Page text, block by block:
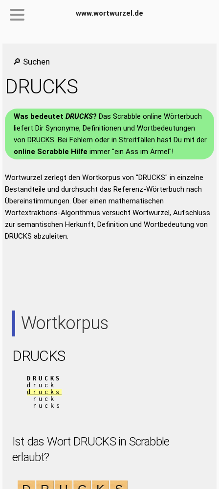
www.wortwurzel.de
🔎 Suchen
DRUCKS
Was bedeutet DRUCKS? Das Scrabble online Wörterbuch
liefert Dir Synonyme, Definitionen und Wortbedeutungen
von DRUCKS. Bei Fehlern oder in Streitfällen hast Du mit der
online Scrabble Hilfe immer "ein Ass im Ärmel"!
Wortwurzel zerlegt den Wortkorpus von "DRUCKS" in einzelne
Bestandteile und durchsucht das Referenz-Wörterbuch nach
Übereinstimmungen. Über einen mathematischen
Wortextraktions-Algorithmus versucht Wortwurzel, Aufschluss
zur semantischen Herkunft, Definition und Wortbedeutung von
DRUCKS abzuleiten.
Wortkorpus
DRUCKS
DRUCKS
druck
drucks
ruck
rucks
Ist das Wort DRUCKS in Scrabble
erlaubt?